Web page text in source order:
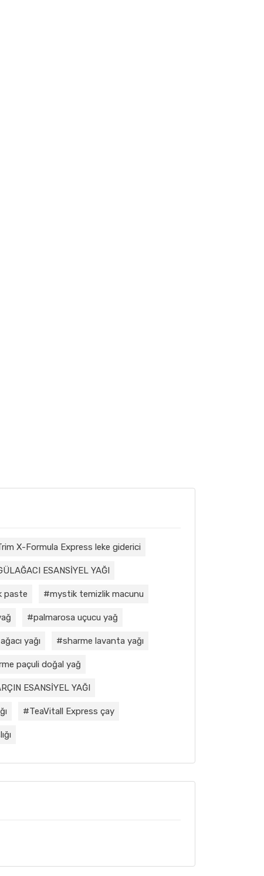
X-Formula Express leke giderici
ESANSİYEL YAĞI
paste mystik temizlik macunu
palmarosa uçucu yağ
yağı sharme lavanta yağı
paçuli doğal yağ
ESANSİYEL YAĞI
TeaVitall Express çay